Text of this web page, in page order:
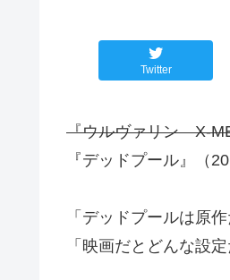
Twitter
『ウルヴァリン X-
『デッドプール』（
「デッドプールは原
「映画だとどんな設